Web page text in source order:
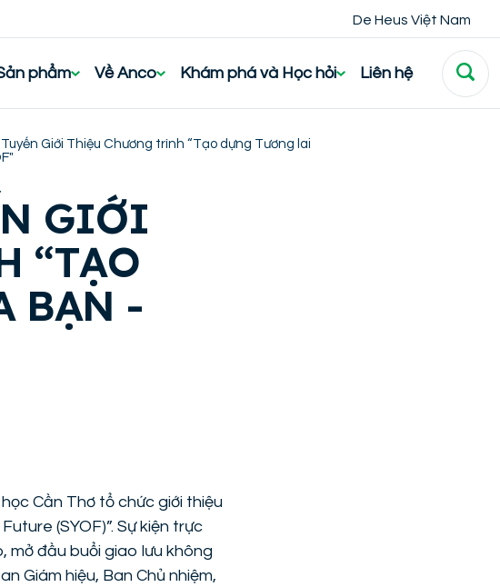
De Heus Việt Nam
phẩm Về Anco Khám phá và Học hỏi Liên hệ
Giới Thiệu Chương trình “Tạo dựng Tương lai
GIỚI
“TẠO
BẠN -
Cần Thơ tổ chức giới thiệu
(SYOF)”. Sự kiện trực
mở đầu buổi giao lưu không
Giám hiệu, Ban Chủ nhiệm,